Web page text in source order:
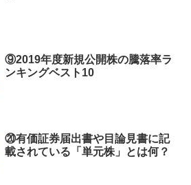
⑨2019年度新規公開株の騰落率ラ
ンキングベスト10
⑳有価証券届出書や目論見書に記
載されている「単元株」とは何？